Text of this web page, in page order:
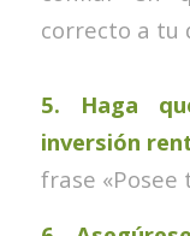
correcto a tu
5. Haga
inversión
frase «Posee